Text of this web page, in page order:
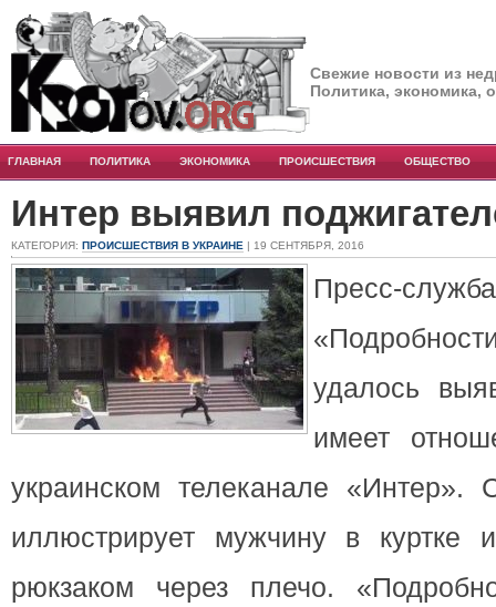
Свежие новости из
Политика, экономика,
ГЛАВНАЯ ПОЛИТИКА ЭКОНОМИКА ПРОИСШЕСТВИЯ ОБЩЕСТВО
Интер выявил
КАТЕГОРИЯ: ПРОИСШЕСТВИЯ В УКРАИНЕ | 19 СЕНТЯБРЯ, 2016
Пресс-
удалось
имеет
украинском телеканале «Интер».
иллюстрирует мужчину в куртке
рюкзаком через плечо.